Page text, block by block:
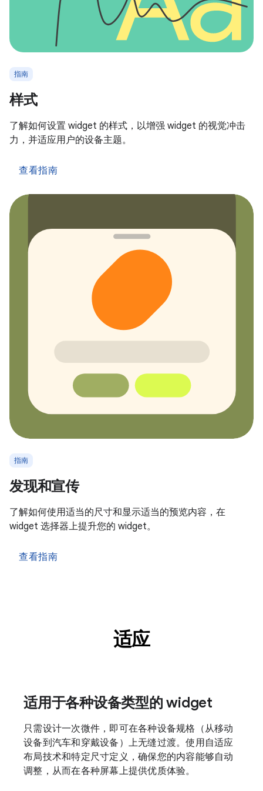
指南
样式
了解如何设置 widget 的样式，以增强 widget 的视觉冲击
力，并适应用户的设备主题。
查看指南
指南
发现和宣传
了解如何使用适当的尺寸和显示适当的预览内容，在
widget 选择器上提升您的 widget。
查看指南
适应
适用于各种设备类型的 widget
只需设计一次微件，即可在各种设备规格（从移动
设备到汽车和穿戴设备）上无缝过渡。使用自适应
布局技术和特定尺寸定义，确保您的内容能够自动
调整，从而在各种屏幕上提供优质体验。